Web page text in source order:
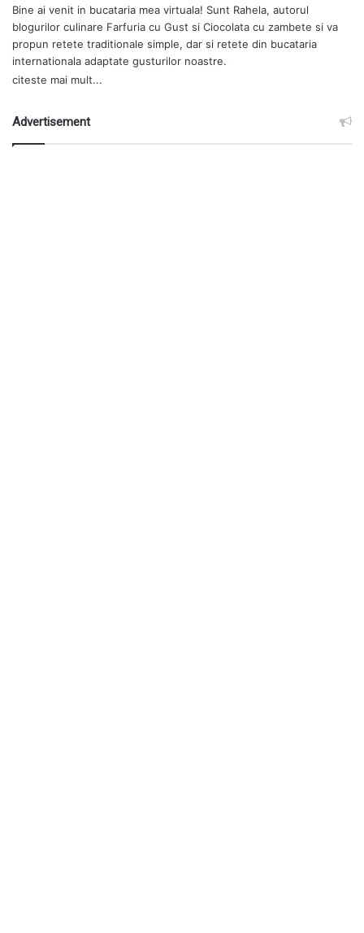
Bine ai venit in bucataria mea virtuala! Sunt Rahela, autorul
blogurilor culinare Farfuria cu Gust si Ciocolata cu zambete si va
propun retete traditionale simple, dar si retete din bucataria
internationala adaptate gusturilor noastre.
citeste mai mult...
Advertisement